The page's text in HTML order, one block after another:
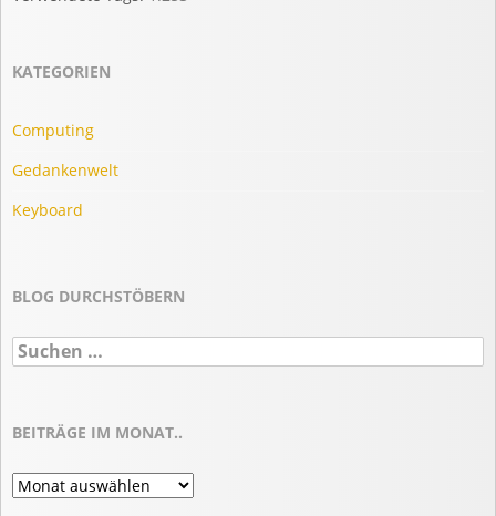
KATEGORIEN
Computing
Gedankenwelt
Keyboard
BLOG DURCHSTÖBERN
Suchen
nach:
BEITRÄGE IM MONAT..
Beiträge
im